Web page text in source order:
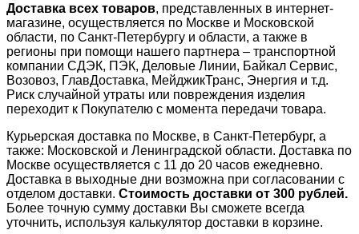
Доставка всех товаров, представленных в интернет-
магазине, осуществляется по Москве и Московской
области, по Санкт-Петербургу и области, а также в
регионы при помощи нашего партнера – транспортной
компании СДЭК, ПЭК, Деловые Линии, Байкал Сервис,
Возовоз, ГлавДоставка, МейджикТранс, Энергия и т.д.
Риск случайной утраты или повреждения изделия
переходит к Покупателю с момента передачи товара.
Курьерская доставка по Москве, в Санкт-Петербург, а
также: Московской и Ленинградской области. Доставка по
Москве осуществляется с 11 до 20 часов ежедневно.
Доставка в выходные дни возможна при согласовании с
отделом доставки. Стоимость доставки от 300 рублей.
Более точную сумму доставки Вы сможете всегда
уточнить, используя калькулятор доставки в корзине.